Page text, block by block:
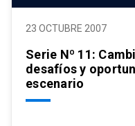
23 OCTUBRE 2007
Serie Nº 11:
desafíos y
escenario